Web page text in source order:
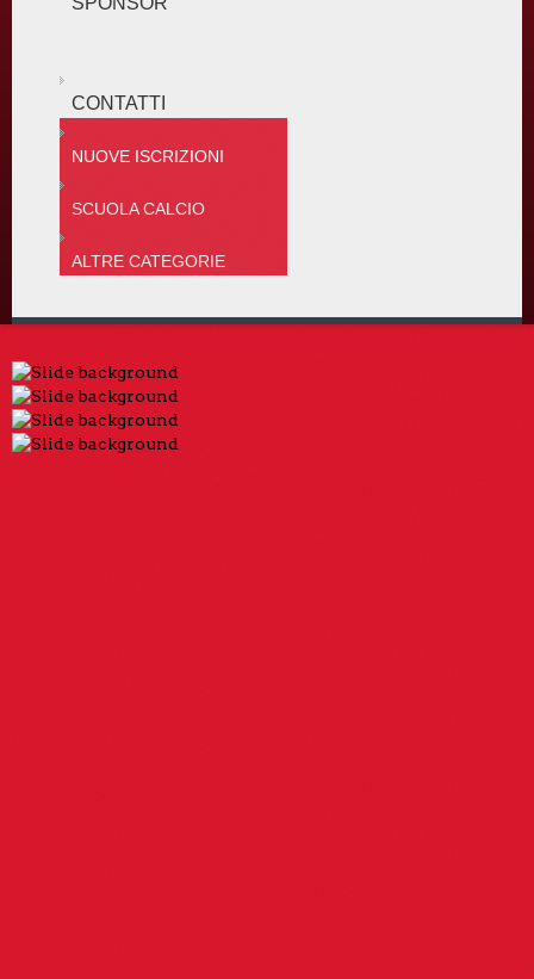
CONTATTI
NUOVE ISCRIZIONI
SCUOLA CALCIO
ALTRE CATEGORIE